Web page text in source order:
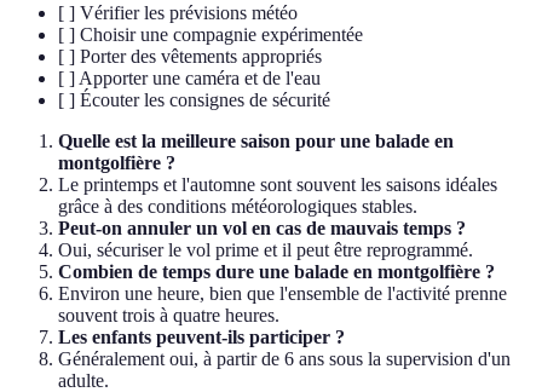
[ ] Vérifier les prévisions météo
[ ] Choisir une compagnie expérimentée
[ ] Porter des vêtements appropriés
[ ] Apporter une caméra et de l'eau
[ ] Écouter les consignes de sécurité
Quelle est la meilleure saison pour une balade en
montgolfière ?
Le printemps et l'automne sont souvent les saisons idéales
grâce à des conditions météorologiques stables.
Peut-on annuler un vol en cas de mauvais temps ?
Oui, sécuriser le vol prime et il peut être reprogrammé.
Combien de temps dure une balade en montgolfière ?
Environ une heure, bien que l'ensemble de l'activité prenne
souvent trois à quatre heures.
Les enfants peuvent-ils participer ?
Généralement oui, à partir de 6 ans sous la supervision d'un
adulte.